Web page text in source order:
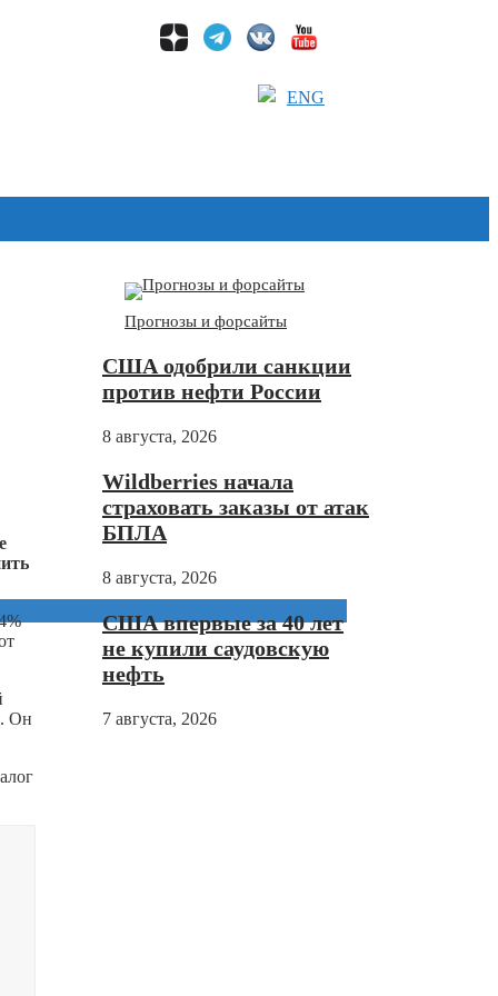
ENG
Он
Прогнозы и форсайты
США одобрили санкции
против нефти России
8 августа, 2026
Wildberries начала
страховать заказы от атак
БПЛА
8 августа, 2026
США впервые за 40 лет
не купили саудовскую
нефть
7 августа, 2026